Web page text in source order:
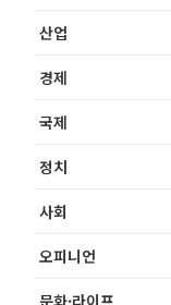
산업
경제
국제
정치
사회
오피니언
문화·라이프